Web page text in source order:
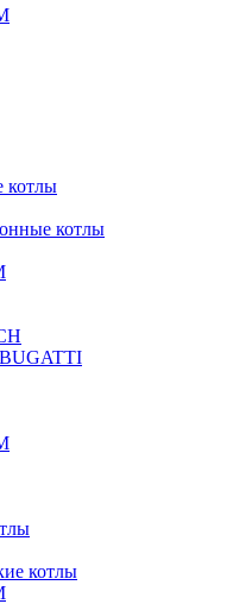
котлы
котлы
котлы